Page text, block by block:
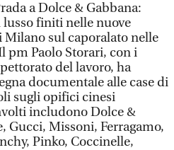
a Dolce & Gabbana:
finiti nelle nuove
sul caporalato nelle
pm Paolo Storari, con i
del lavoro, ha
documentale alle case di
sugli opifici cinesi
includono Dolce &
Gucci, Missoni, Ferragamo,
Pinko, Coccinelle,